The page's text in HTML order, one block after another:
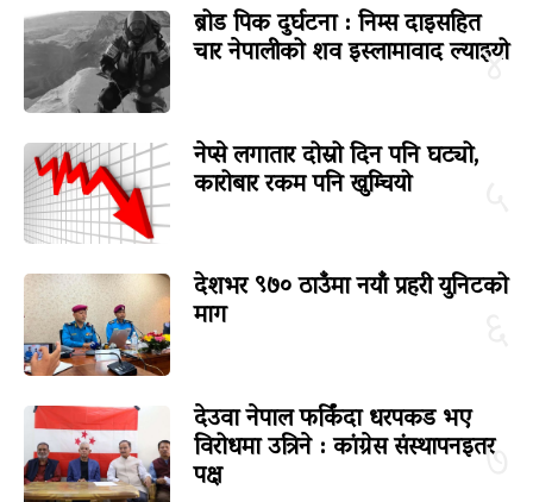
४
ब्रोड पिक दुर्घटना : निम्स दाइसहित
चार नेपालीको शव इस्लामावाद ल्याइयो
नेप्से लगातार दोस्रो दिन पनि घट्यो,
कारोबार रकम पनि खुम्चियो
देशभर ९७० ठाउँमा नयाँ प्रहरी युनिटको
माग
७
देउवा नेपाल फर्किंदा धरपकड भए
विरोधमा उत्रिने : कांग्रेस संस्थापनइतर
पक्ष